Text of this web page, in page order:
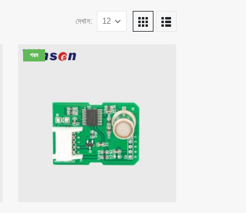
দেখান:
গরম